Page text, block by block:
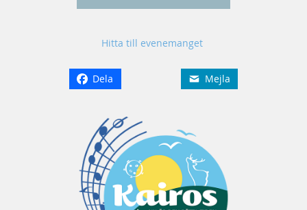
Hitta till evenemanget
Dela Mejla